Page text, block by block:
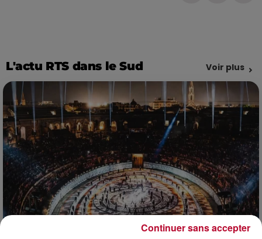
L'actu RTS dans le Sud Voir plus
Continuer sans accepter